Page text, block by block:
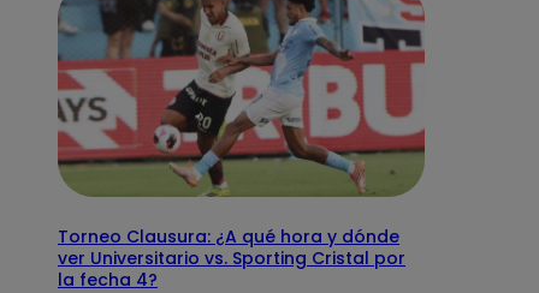
Torneo Clausura: ¿A qué hora y dónde
ver Universitario vs. Sporting Cristal por
la fecha 4?